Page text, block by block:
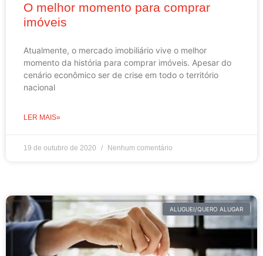
O melhor momento para comprar
imóveis
Atualmente, o mercado imobiliário vive o melhor
momento da história para comprar imóveis. Apesar do
cenário econômico ser de crise em todo o território
nacional
LER MAIS»
19 de outubro de 2020 Nenhum comentário
ALUGUEI/QUERO ALUGAR